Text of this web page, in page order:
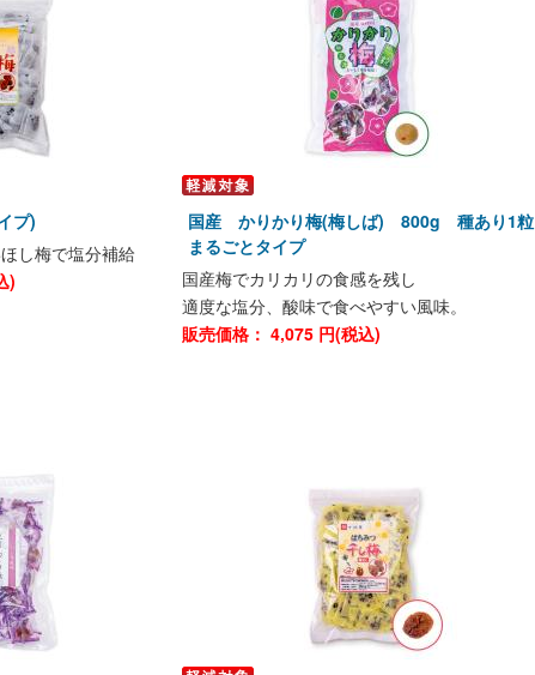
プ)
し梅で塩分補給
)
国産 かりかり梅(梅しば) 800g 種あり1粒
まるごとタイプ
国産梅でカリカリの食感を残し
適度な塩分、酸味で食べやすい風味。
販売価格： 4,075 円(税込)